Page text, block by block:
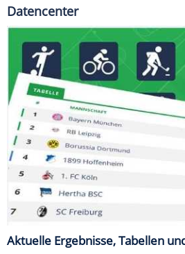
Datencenter
Aktuelle Ergebnisse, Tabellen